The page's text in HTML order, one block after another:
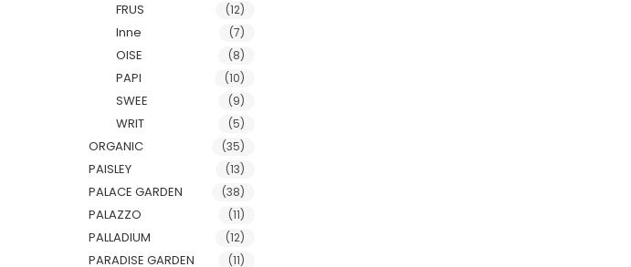
FRUS (12)
Inne (7)
OISE (8)
PAPI (10)
SWEE (9)
WRIT (5)
ORGANIC (35)
PAISLEY (13)
PALACE GARDEN (38)
PALAZZO (11)
PALLADIUM (12)
PARADISE GARDEN (11)